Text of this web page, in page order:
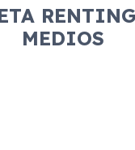
MEDIOS